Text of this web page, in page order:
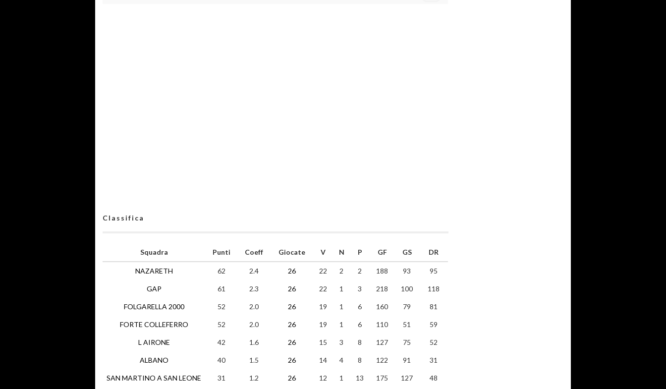
Classifica
Squadra
NAZARETH
GAP
FOLGARELLA 2000
FORTE COLLEFERRO
L AIRONE
ALBANO
SAN MARTINO A SAN LEONE
Punti Coeff Giocate V N P GF GS DR
62 2.4 26 22 2 2 188 93 95
61 2.3 26 22 1 3 218 100 118
52 2.0 26 19 1 6 160 79 81
52 2.0 26 19 1 6 110 51 59
42 1.6 26 15 3 8 127 75 52
40 1.5 26 14 4 8 122 91 31
31 1.2 26 12 1 13 175 127 48